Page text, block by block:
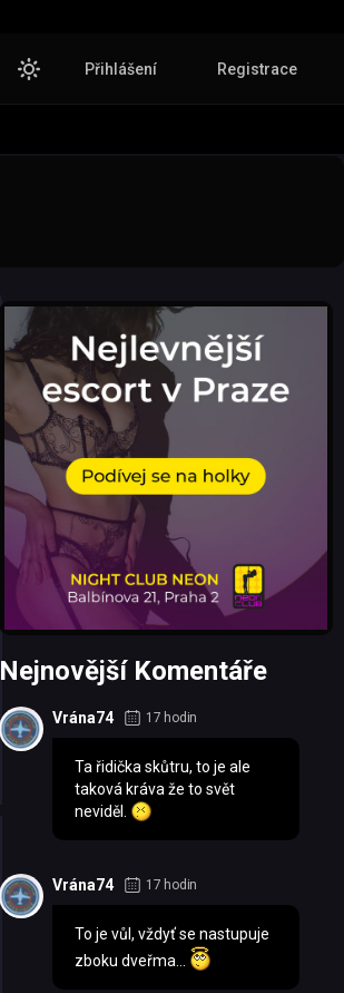
Přihlášení Registrace
Nejnovější Komentáře
Vrána74 17 hodin
Ta řidička skůtru, to je ale
taková kráva že to svět
neviděl.
Vrána74 17 hodin
To je vůl, vždyť se nastupuje
zboku dveřma...